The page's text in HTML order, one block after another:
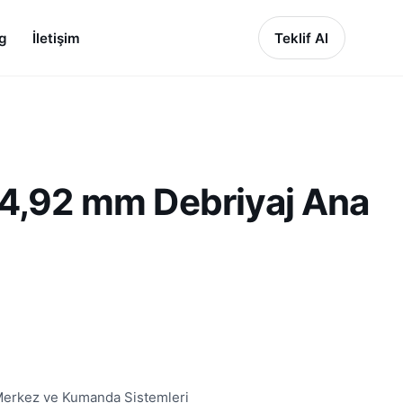
İletişim Teklif Al
mm Debriyaj Ana
ve Kumanda Sistemleri